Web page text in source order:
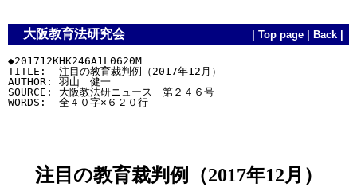
大阪教育法研究会 Top page Back
◆201712KHK246A1L0620M
TITLE:  注目の教育裁判例（2017年12月）
AUTHOR: 羽山　健一
SOURCE: 大阪教法研ニュース　第２４６号
注目の教育裁判例（2017年12月）